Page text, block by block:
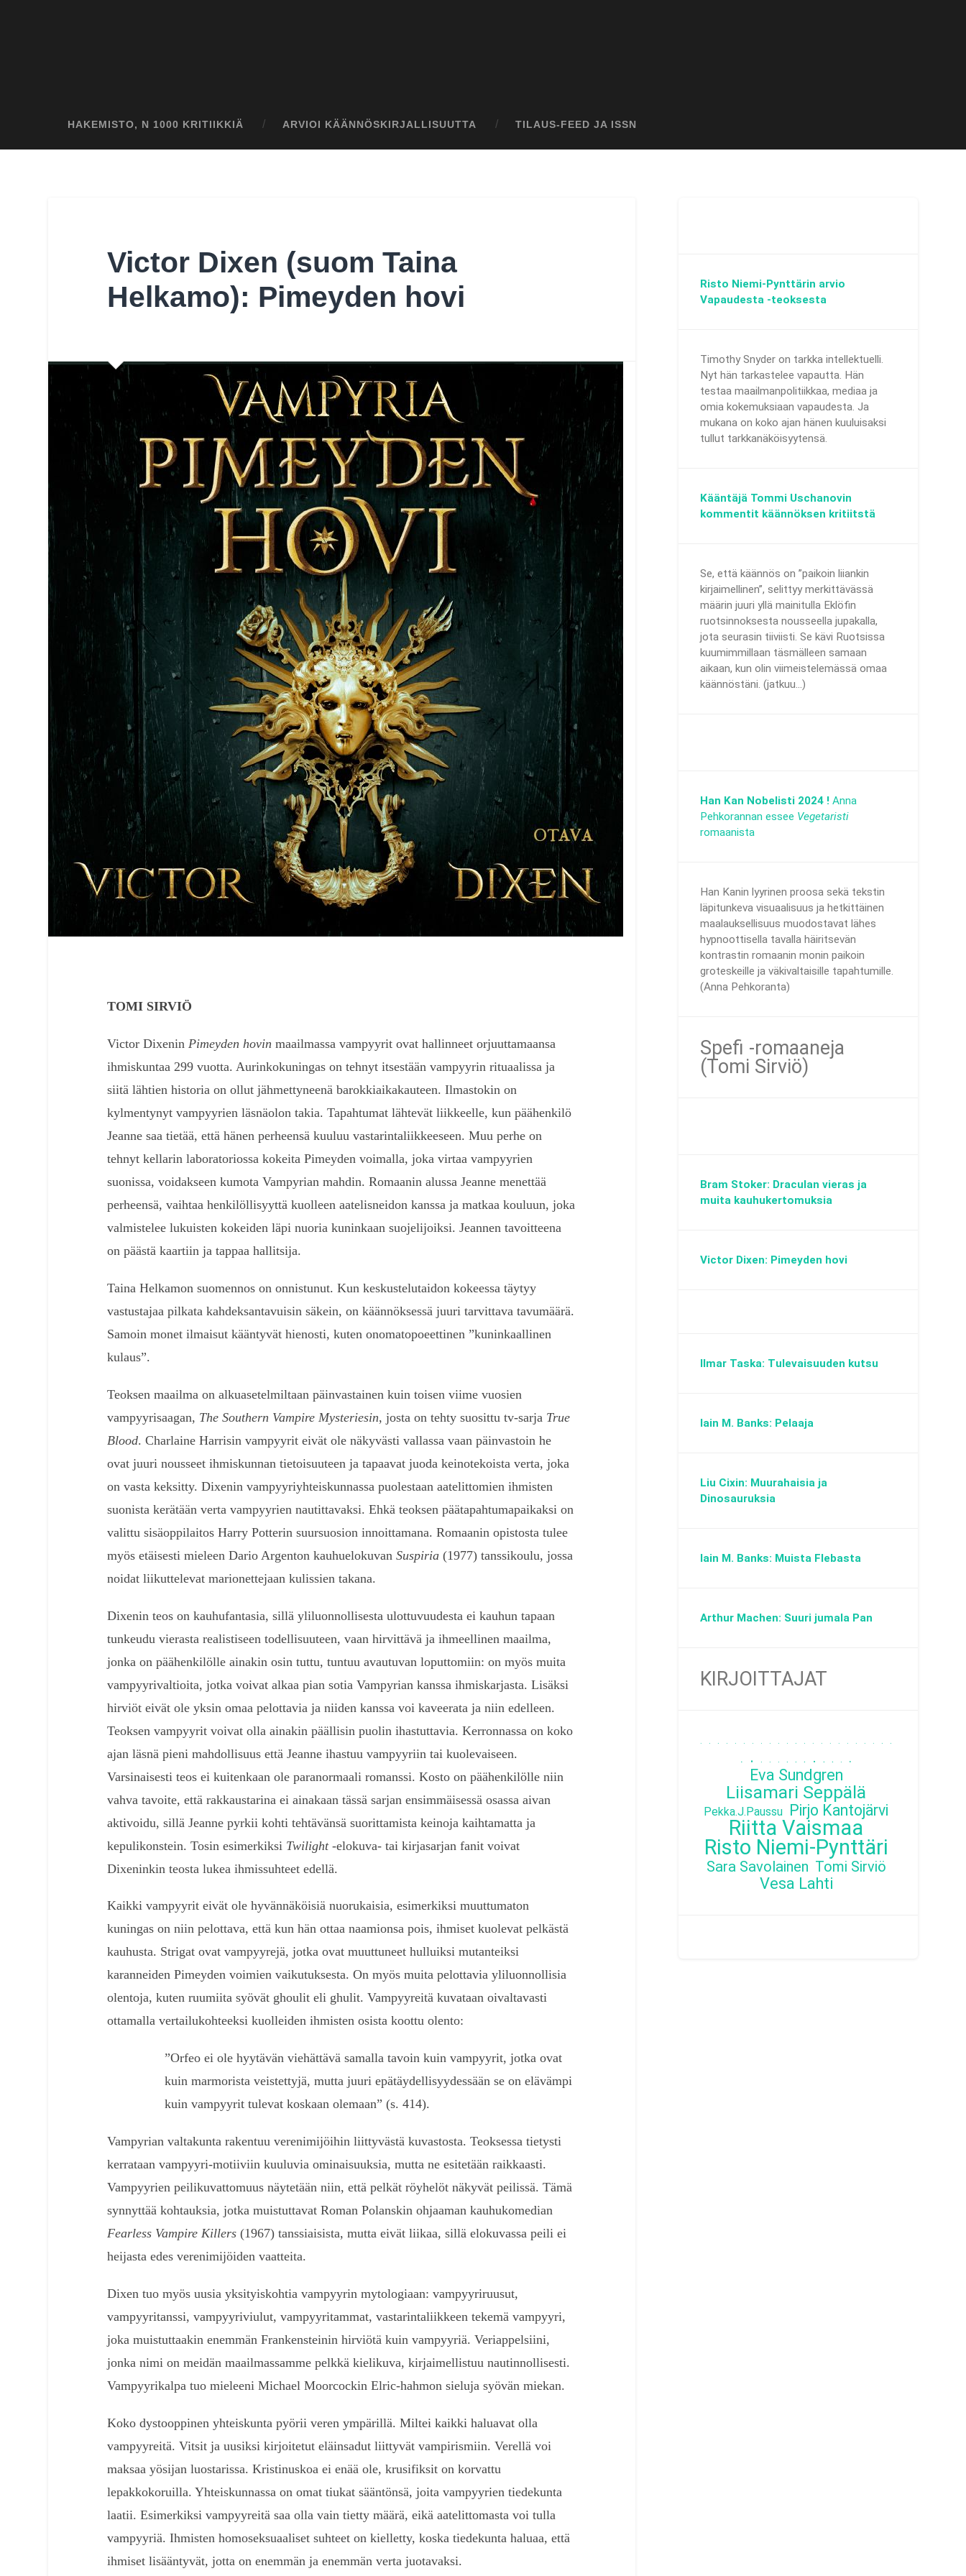
HAKEMISTO, N 1000 KRITIIKKIÄ ARVIOI KÄÄNNÖSKIRJALLISUUTTA TILAUS-FEED JA ISSN
Victor Dixen (suom Taina
Helkamo): Pimeyden hovi
TOMI SIRVIÖ
Victor Dixenin Pimeyden hovin maailmassa vampyyrit ovat hallinneet orjuuttamaansa
ihmiskuntaa 299 vuotta. Aurinkokuningas on tehnyt itsestään vampyyrin rituaalissa ja
siitä lähtien historia on ollut jähmettyneenä barokkiaikakauteen. Ilmastokin on
kylmentynyt vampyyrien läsnäolon takia. Tapahtumat lähtevät liikkeelle, kun päähenkilö
Jeanne saa tietää, että hänen perheensä kuuluu vastarintaliikkeeseen. Muu perhe on
tehnyt kellarin laboratoriossa kokeita Pimeyden voimalla, joka virtaa vampyyrien
suonissa, voidakseen kumota Vampyrian mahdin. Romaanin alussa Jeanne menettää
perheensä, vaihtaa henkilöllisyyttä kuolleen aatelisneidon kanssa ja matkaa kouluun, joka
valmistelee lukuisten kokeiden läpi nuoria kuninkaan suojelijoiksi. Jeannen tavoitteena
on päästä kaartiin ja tappaa hallitsija.
Taina Helkamon suomennos on onnistunut. Kun keskustelutaidon kokeessa täytyy
vastustajaa pilkata kahdeksantavuisin säkein, on käännöksessä juuri tarvittava tavumäärä.
Samoin monet ilmaisut kääntyvät hienosti, kuten onomatopoeettinen ”kuninkaallinen
kulaus”.
Teoksen maailma on alkuasetelmiltaan päinvastainen kuin toisen viime vuosien
vampyyrisaagan, The Southern Vampire Mysteriesin, josta on tehty suosittu tv-sarja True
Blood. Charlaine Harrisin vampyyrit eivät ole näkyvästi vallassa vaan päinvastoin he
ovat juuri nousseet ihmiskunnan tietoisuuteen ja tapaavat juoda keinotekoista verta, joka
on vasta keksitty. Dixenin vampyyriyhteiskunnassa puolestaan aatelittomien ihmisten
suonista kerätään verta vampyyrien nautittavaksi. Ehkä teoksen päätapahtumapaikaksi on
valittu sisäoppilaitos Harry Potterin suursuosion innoittamana. Romaanin opistosta tulee
myös etäisesti mieleen Dario Argenton kauhuelokuvan Suspiria(1977) tanssikoulu, jossa
noidat liikuttelevat marionettejaan kulissien takana.
Dixenin teos on kauhufantasia, sillä yliluonnollisesta ulottuvuudesta ei kauhun tapaan
tunkeudu vierasta realistiseen todellisuuteen, vaan hirvittävä ja ihmeellinen maailma,
jonka on päähenkilölle ainakin osin tuttu, tuntuu avautuvan loputtomiin: on myös muita
vampyyrivaltioita, jotka voivat alkaa pian sotia Vampyrian kanssa ihmiskarjasta. Lisäksi
hirviöt eivät ole yksin omaa pelottavia ja niiden kanssa voi kaveerata ja niin edelleen.
Teoksen vampyyrit voivat olla ainakin päällisin puolin ihastuttavia. Kerronnassa on koko
ajan läsnä pieni mahdollisuus että Jeanne ihastuu vampyyriin tai kuolevaiseen.
Varsinaisesti teos ei kuitenkaan ole paranormaali romanssi. Kosto on päähenkilölle niin
vahva tavoite, että rakkaustarina ei ainakaan tässä sarjan ensimmäisessä osassa aivan
aktivoidu, sillä Jeanne pyrkii kohti tehtävänsä suorittamista keinoja kaihtamatta ja
kepulikonstein. Tosin esimerkiksi Twilight-elokuva- tai kirjasarjan fanit voivat
Dixeninkin teosta lukea ihmissuhteet edellä.
Kaikki vampyyrit eivät ole hyvännäköisiä nuorukaisia, esimerkiksi muuttumaton
kuningas on niin pelottava, että kun hän ottaa naamionsa pois, ihmiset kuolevat pelkästä
kauhusta. Strigat ovat vampyyrejä, jotka ovat muuttuneet hulluiksi mutanteiksi
karanneiden Pimeyden voimien vaikutuksesta. On myös muita pelottavia yliluonnollisia
olentoja, kuten ruumiita syövät ghoulit eli ghulit. Vampyyreitä kuvataan oivaltavasti
ottamalla vertailukohteeksi kuolleiden ihmisten osista koottu olento:
”Orfeo ei ole hyytävän viehättävä samalla tavoin kuin vampyyrit, jotka ovat
kuin marmorista veistettyjä, mutta juuri epätäydellisyydessään se on elävämpi
kuin vampyyrit tulevat koskaan olemaan” (s. 414).
Vampyrian valtakunta rakentuu verenimijöihin liittyvästä kuvastosta. Teoksessa tietysti
kerrataan vampyyri-motiiviin kuuluvia ominaisuuksia, mutta ne esitetään raikkaasti.
Vampyyrien peilikuvattomuus näytetään niin, että pelkät röyhelöt näkyvät peilissä. Tämä
synnyttää kohtauksia, jotka muistuttavat Roman Polanskin ohjaaman kauhukomedian
Fearless Vampire Killers(1967) tanssiaisista, mutta eivät liikaa, sillä elokuvassa peili ei
heijasta edes verenimijöiden vaatteita.
Dixen tuo myös uusia yksityiskohtia vampyyrin mytologiaan: vampyyriruusut,
vampyyritanssi, vampyyriviulut, vampyyritammat, vastarintaliikkeen tekemä vampyyri,
joka muistuttaakin enemmän Frankensteinin hirviötä kuin vampyyriä. Veriappelsiini,
jonka nimi on meidän maailmassamme pelkkä kielikuva, kirjaimellistuu nautinnollisesti.
Vampyyrikalpa tuo mieleeni Michael Moorcockin Elric-hahmon sieluja syövän miekan.
Koko dystooppinen yhteiskunta pyörii veren ympärillä. Miltei kaikki haluavat olla
vampyyreitä. Vitsit ja uusiksi kirjoitetut eläinsadut liittyvät vampirismiin. Verellä voi
maksaa yösijan luostarissa. Kristinuskoa ei enää ole, krusifiksit on korvattu
lepakkokoruilla. Yhteiskunnassa on omat tiukat sääntönsä, joita vampyyrien tiedekunta
laatii. Esimerkiksi vampyyreitä saa olla vain tietty määrä, eikä aatelittomasta voi tulla
vampyyriä. Ihmisten homoseksuaaliset suhteet on kielletty, koska tiedekunta haluaa, että
ihmiset lisääntyvät, jotta on enemmän ja enemmän verta juotavaksi.
Risto Niemi-Pynttärin arvio
Vapaudesta -teoksesta
Timothy Snyder on tarkka intellektuelli.
Nyt hän tarkastelee vapautta. Hän
testaa maailmanpolitiikkaa, mediaa ja
omia kokemuksiaan vapaudesta. Ja
mukana on koko ajan hänen kuuluisaksi
tullut tarkkanäköisyytensä.
Kääntäjä Tommi Uschanovin
kommentit käännöksen kritiitstä
Se, että käännös on ”paikoin liiankin
kirjaimellinen”, selittyy merkittävässä
määrin juuri yllä mainitulla Eklöfin
ruotsinnoksesta nousseella jupakalla,
jota seurasin tiiviisti. Se kävi Ruotsissa
kuumimmillaan täsmälleen samaan
aikaan, kun olin viimeistelemässä omaa
käännöstäni. (jatkuu...)
Han Kan Nobelisti 2024 ! Anna
Pehkorannan essee Vegetaristi
romaanista
Han Kanin lyyrinen proosa sekä tekstin
läpitunkeva visuaalisuus ja hetkittäinen
maalauksellisuus muodostavat lähes
hypnoottisella tavalla häiritsevän
kontrastin romaanin monin paikoin
groteskeille ja väkivaltaisille tapahtumille.
(Anna Pehkoranta)
Spefi -romaaneja
(Tomi Sirviö)
Bram Stoker: Draculan vieras ja
muita kauhukertomuksia
Victor Dixen: Pimeyden hovi
Ilmar Taska: Tulevaisuuden kutsu
Iain M. Banks: Pelaaja
Liu Cixin: Muurahaisia ja
Dinosauruksia
Iain M. Banks: Muista Flebasta
Arthur Machen: Suuri jumala Pan
KIRJOITTAJAT
. . . . . . . . . . . . . . . . . . . . . . .
. . . . . . . . . .
Eva Sundgren
Liisamari Seppälä
Pekka.J.Paussu Pirjo Kantojärvi
Riitta Vaismaa
Risto Niemi-Pynttäri
Sara Savolainen Tomi Sirviö
Vesa Lahti